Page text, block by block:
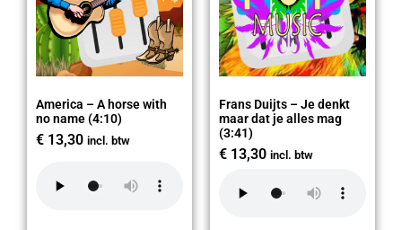
America – A horse with
no name (4:10)
€ 13,30 incl. btw
Frans Duijts – Je denkt
maar dat je alles mag
(3:41)
€ 13,30 incl. btw